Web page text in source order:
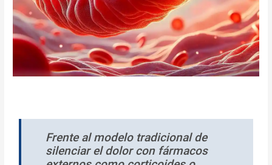
Frente al modelo tradicional de
silenciar el dolor con fármacos